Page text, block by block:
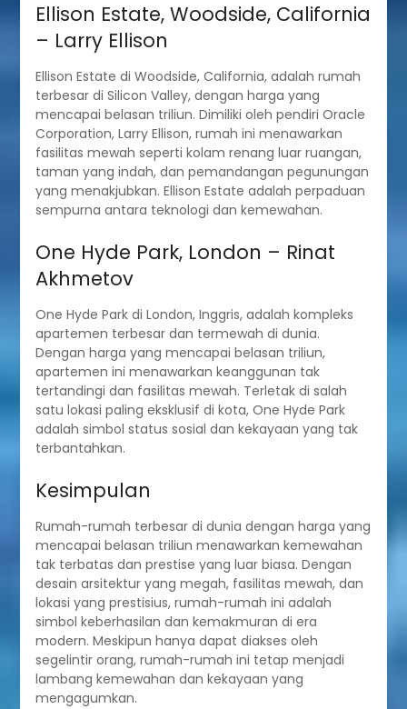
Ellison Estate, Woodside, California
– Larry Ellison
Ellison Estate di Woodside, California, adalah rumah
terbesar di Silicon Valley, dengan harga yang
mencapai belasan triliun. Dimiliki oleh pendiri Oracle
Corporation, Larry Ellison, rumah ini menawarkan
fasilitas mewah seperti kolam renang luar ruangan,
taman yang indah, dan pemandangan pegunungan
yang menakjubkan. Ellison Estate adalah perpaduan
sempurna antara teknologi dan kemewahan.
One Hyde Park, London – Rinat
Akhmetov
One Hyde Park di London, Inggris, adalah kompleks
apartemen terbesar dan termewah di dunia.
Dengan harga yang mencapai belasan triliun,
apartemen ini menawarkan keanggunan tak
tertandingi dan fasilitas mewah. Terletak di salah
satu lokasi paling eksklusif di kota, One Hyde Park
adalah simbol status sosial dan kekayaan yang tak
terbantahkan.
Kesimpulan
Rumah-rumah terbesar di dunia dengan harga yang
mencapai belasan triliun menawarkan kemewahan
tak terbatas dan prestise yang luar biasa. Dengan
desain arsitektur yang megah, fasilitas mewah, dan
lokasi yang prestisius, rumah-rumah ini adalah
simbol keberhasilan dan kemakmuran di era
modern. Meskipun hanya dapat diakses oleh
segelintir orang, rumah-rumah ini tetap menjadi
lambang kemewahan dan kekayaan yang
mengagumkan.